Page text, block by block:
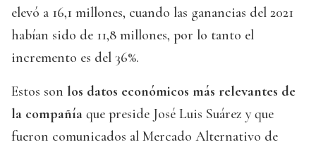
elevó a 16,1 millones, cuando las ganancias del 2021
habían sido de 11,8 millones, por lo tanto el
incremento es del 36%.
Estos son los datos económicos más relevantes de
la compañía que preside José Luis Suárez y que
fueron comunicados al Mercado Alternativo de